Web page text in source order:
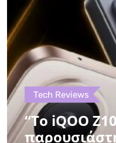
Tech Reviews
“Το iQOO